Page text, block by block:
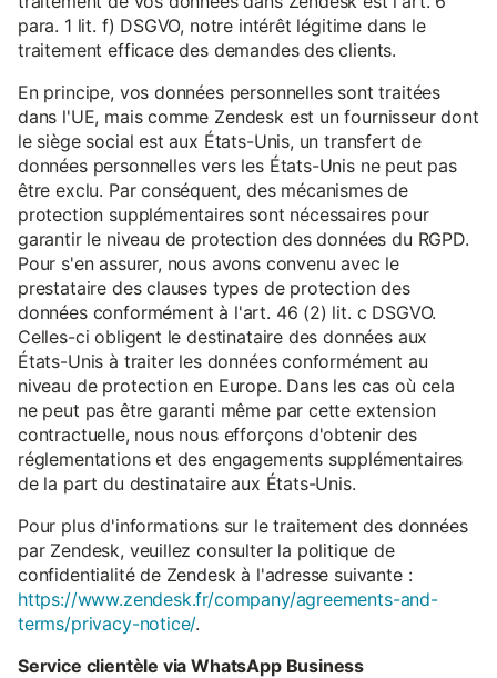
para. 1 lit. f) DSGVO, notre intérêt légitime dans le
traitement efficace des demandes des clients.
En principe, vos données personnelles sont traitées
dans l'UE, mais comme Zendesk est un fournisseur dont
le siège social est aux États-Unis, un transfert de
données personnelles vers les États-Unis ne peut pas
être exclu. Par conséquent, des mécanismes de
protection supplémentaires sont nécessaires pour
garantir le niveau de protection des données du RGPD.
Pour s'en assurer, nous avons convenu avec le
prestataire des clauses types de protection des
données conformément à l'art. 46 (2) lit. c DSGVO.
Celles-ci obligent le destinataire des données aux
États-Unis à traiter les données conformément au
niveau de protection en Europe. Dans les cas où cela
ne peut pas être garanti même par cette extension
contractuelle, nous nous efforçons d'obtenir des
réglementations et des engagements supplémentaires
de la part du destinataire aux États-Unis.
Pour plus d'informations sur le traitement des données
par Zendesk, veuillez consulter la politique de
confidentialité de Zendesk à l'adresse suivante :
https://www.zendesk.fr/company/agreements-and-
terms/privacy-notice/.
Service clientèle via WhatsApp Business